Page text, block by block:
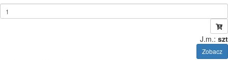
J.m.: szt
Zobacz